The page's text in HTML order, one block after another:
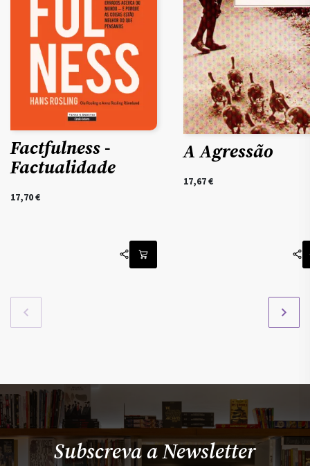
Factfulness -
Factualidade
17,70€
A Agressão
17,67€
Subscreva a Newsletter